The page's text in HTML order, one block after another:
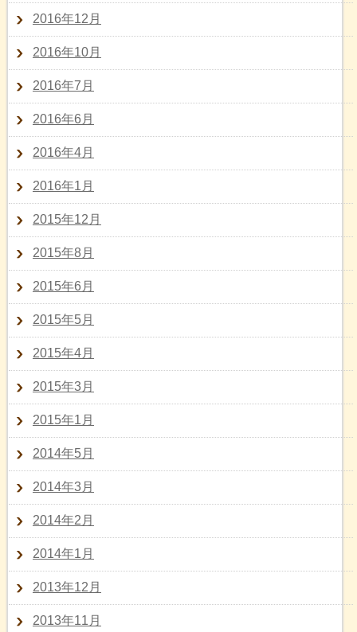
2016年12月
2016年10月
2016年7月
2016年6月
2016年4月
2016年1月
2015年12月
2015年8月
2015年6月
2015年5月
2015年4月
2015年3月
2015年1月
2014年5月
2014年3月
2014年2月
2014年1月
2013年12月
2013年11月